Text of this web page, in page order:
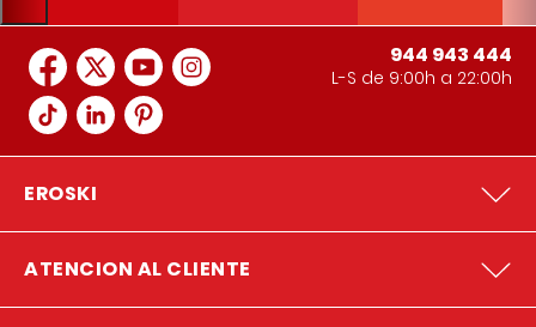
944 943 444
L-S de 9:00h a 22:00h
EROSKI
ATENCION AL CLIENTE